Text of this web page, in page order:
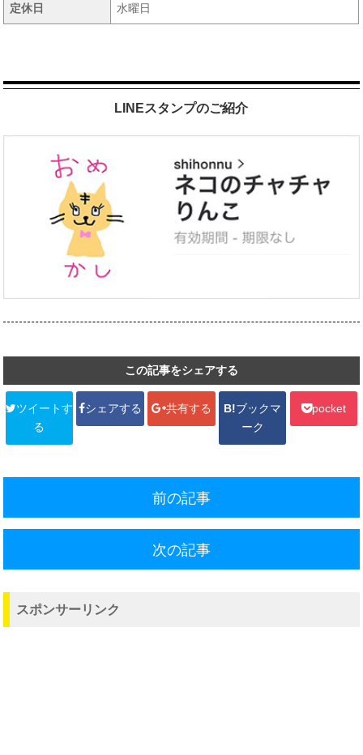
定休日 水曜日
LINEスタンプのご紹介
この記事をシェアする
ツイートす
る
シェアする 共有する B!ブックマ
ーク
pocket
前の記事
次の記事
スポンサーリンク